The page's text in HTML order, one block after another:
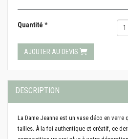
Quantité *
AJOUTER AU DEVIS
DESCRIPTION
La Dame Jeanne est un vase déco en
tailles. À la foi authentique et créatif, ce